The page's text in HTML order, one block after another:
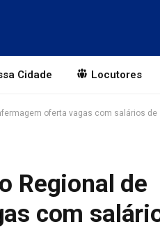
Cidade Locutores
oferta vagas com salários de
Regional de
com